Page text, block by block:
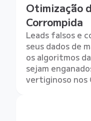
Otimização
Corrompida
Leads falsos e
seus dados de
os algoritmos
sejam
vertiginoso nos